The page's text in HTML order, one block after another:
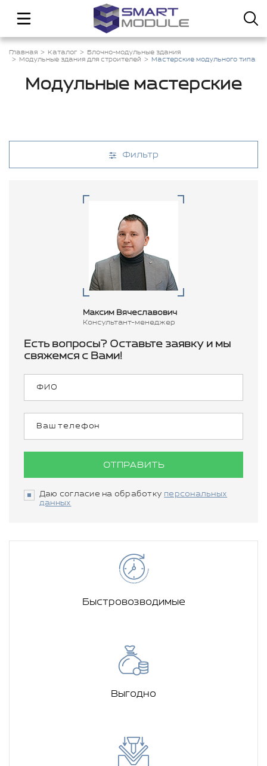
Главная Каталог
Блочно-модульные здания
Модульные здания для строителей
Мастерские модульного типа
Модульные мастерские
Фильтр
Максим Вячеславович
Консультант-менеджер
Есть вопросы? Оставьте заявку и мы
свяжемся с Вами!
ОТПРАВИТЬ
Даю согласие на обработку персональных
данных
Быстровозводимые
Выгодно